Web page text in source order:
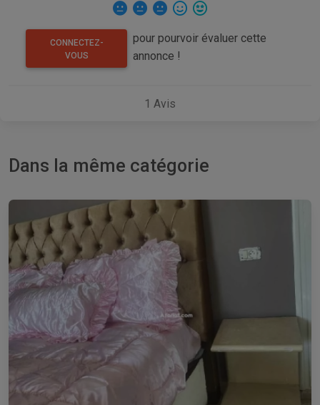
CONNECTEZ-
VOUS
pour pourvoir évaluer cette
annonce !
1 Avis
Dans la même catégorie